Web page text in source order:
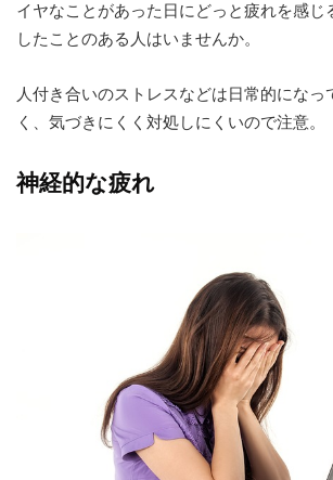
イヤなことがあった日にどっと疲れを感じ
したことのある人はいませんか。
人付き合いのストレスなどは日常的になっ
く、気づきにくく対処しにくいので注意。
神経的な疲れ